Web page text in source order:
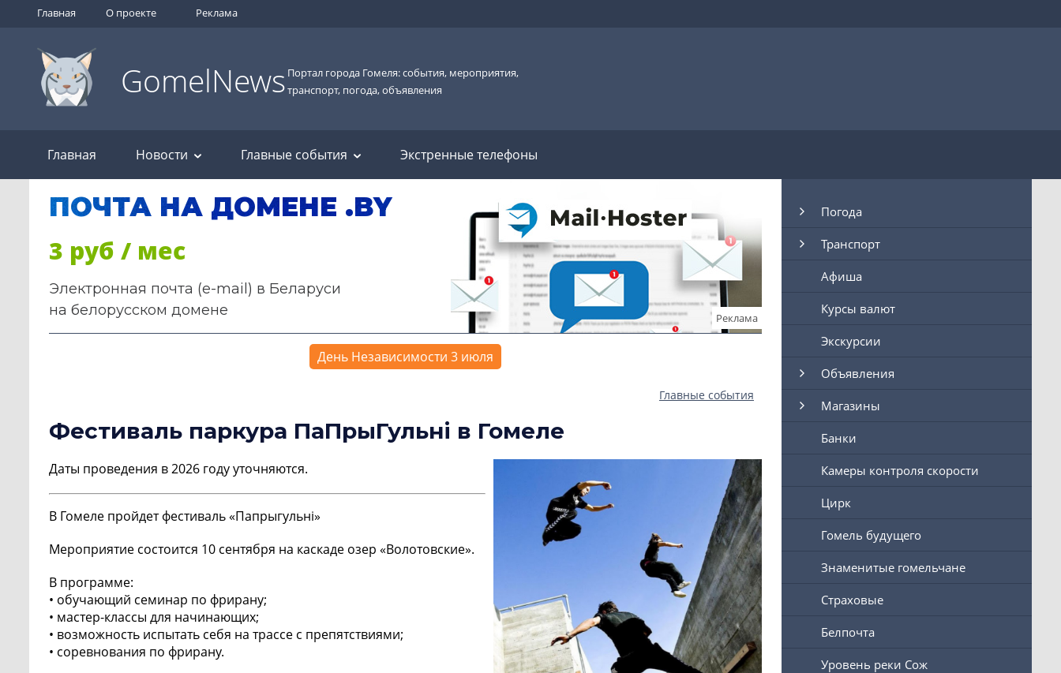
Главная О проекте Реклама
GomelNews Портал города Гомеля: события, мероприятия,
транспорт, погода, объявления
Главная Новости Главные события Экстренные телефоны
ПОЧТА НА ДОМЕНЕ .BY
3 руб / мес
Электронная почта (e-mail) в Беларуси
на белорусском домене
Реклама
День Независимости 3 июля
Главные события
Фестиваль паркура ПаПрыГульнi в Гомеле
Даты проведения в 2026 году уточняются.
В Гомеле пройдет фестиваль «Папрыгульнi»
Мероприятие состоится 10 сентября на каскаде озер «Волотовские».
В программе:
• обучающий семинар по фрирану;
• мастер-классы для начинающих;
• возможность испытать себя на трассе с препятствиями;
• соревнования по фрирану.
Погода
Транспорт
Афиша
Курсы валют
Экскурсии
Объявления
Магазины
Банки
Камеры контроля скорости
Цирк
Гомель будущего
Знаменитые гомельчане
Страховые
Белпочта
Уровень реки Сож